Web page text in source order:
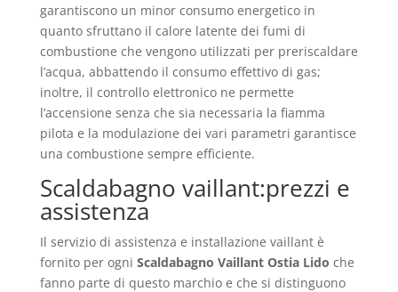
garantiscono un minor consumo energetico in
quanto sfruttano il calore latente dei fumi di
combustione che vengono utilizzati per preriscaldare
l’acqua, abbattendo il consumo effettivo di gas;
inoltre, il controllo elettronico ne permette
l’accensione senza che sia necessaria la fiamma
pilota e la modulazione dei vari parametri garantisce
una combustione sempre efficiente.
Scaldabagno vaillant:prezzi e
assistenza
Il servizio di assistenza e installazione vaillant è
fornito per ogni Scaldabagno Vaillant Ostia Lido che
fanno parte di questo marchio e che si distinguono